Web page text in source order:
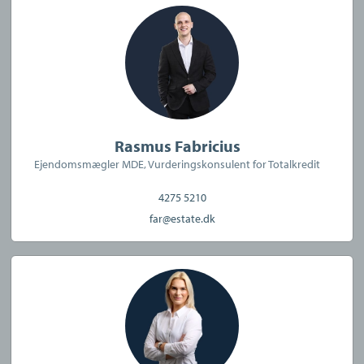
Kontorets centerchef med mange års erfaring i
branchen. Janne sørger for, at alle aftaler, kontrakter og
salgsopstillinger er på plads, og hun binder trådene
sammen, så alt går som det skal. Hun er altid klar på kontoret
for hjælp. Privat bor Janne i et Koch-rækkehus, og bruger
børn og sine to børnebørn.
Uanset om du blot er interesseret i en uforpligtende boligsnak,
skal handle nu og her eller ønsker at planlægge et kommende
boligsalg, glæder vi os til at betjene dig.
Rasmus Fabricius
Ejendomsmægler MDE, Vurderingskonsulent for Totalkredit
4275 5210
far@estate.dk